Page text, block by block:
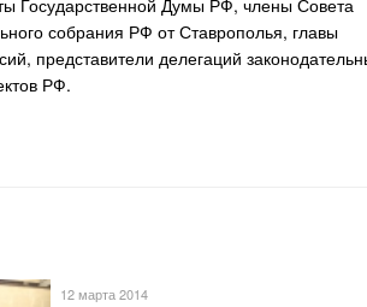
Государственной Думы РФ, члены Совета
собрания РФ от Ставрополья, главы
представители делегаций
РФ.
12 марта 2014